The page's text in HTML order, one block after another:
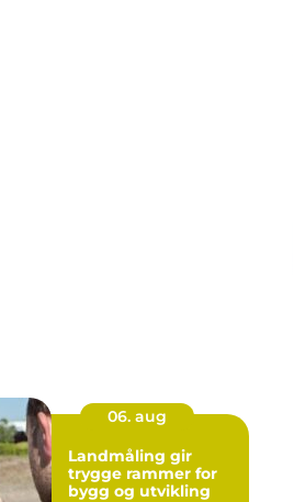
06. aug
Landmåling gir
trygge rammer for
bygg og utvikling